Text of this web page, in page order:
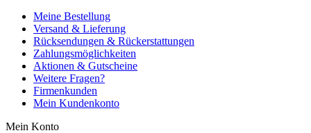
Meine Bestellung
Versand & Lieferung
Rücksendungen & Rückerstattungen
Zahlungsmöglichkeiten
Aktionen & Gutscheine
Weitere Fragen?
Firmenkunden
Mein Kundenkonto
Mein Konto